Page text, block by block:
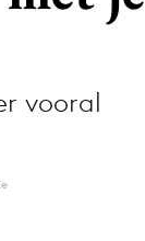
vooral